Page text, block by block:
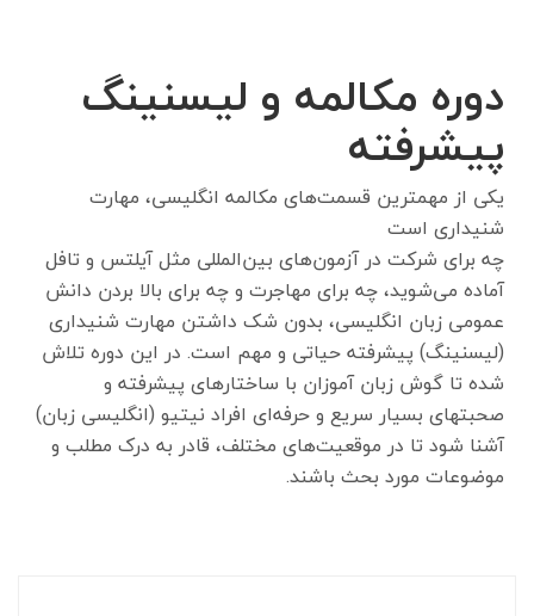
دوره‌ مکالمه و لیسنینگ
پیشرفته
یکی از مهمترین قسمت‌های مکالمه انگلیسی، مهارت
شنیداری است
چه برای شرکت در آزمون‌های بین‌المللی مثل آیلتس و تافل
آماده می‌شوید، چه برای مهاجرت و چه برای بالا بردن دانش
عمومی زبان انگلیسی، بدون شک داشتن مهارت شنیداری
(لیسنینگ) پیشرفته حیاتی و مهم است. در این دوره تلاش
شده تا گوش زبان آموزان با ساختارهای پیشرفته و
صحبتهای بسیار سریع و حرفه‌ای افراد نیتیو (انگلیسی زبان)
آشنا شود تا در موقعیت‌های مختلف، قادر به درک مطلب و
موضوعات مورد بحث باشند.